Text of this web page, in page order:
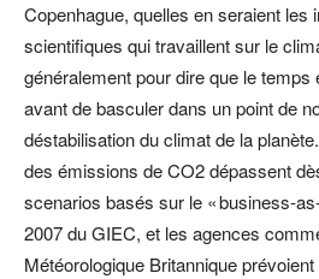
Copenhague, quelles en seraient les
scientifiques qui travaillent sur le
généralement pour dire que le
avant de basculer dans un point de
déstabilisation du climat de la
des émissions de CO2 dépassent
scenarios basés sur le « business-
2007 du GIEC, et les agences
Météorologique Britannique